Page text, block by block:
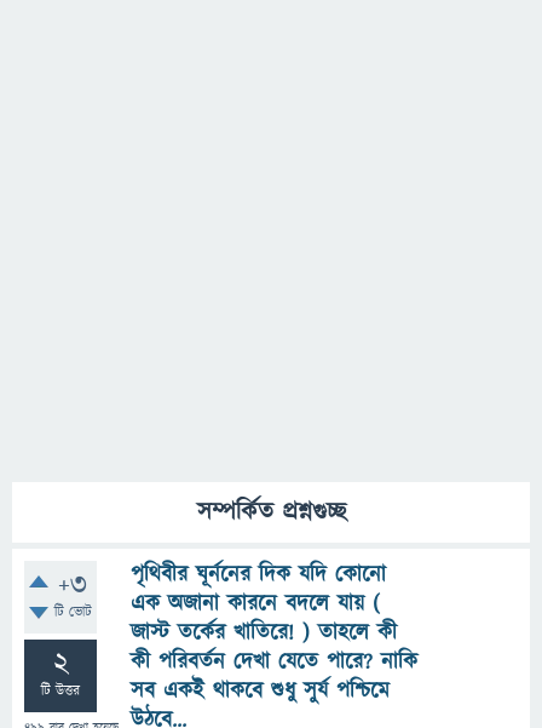
সম্পর্কিত প্রশ্নগুচ্ছ
+3
টি ভোট
2
টি উত্তর
পৃথিবীর ঘূর্ননের দিক যদি কোনো
এক অজানা কারনে বদলে যায় (
জাস্ট তর্কের খাতিরে! ) তাহলে কী
কী পরিবর্তন দেখা যেতে পারে? নাকি
সব একই থাকবে শুধু সুর্য পশ্চিমে
উঠবে...